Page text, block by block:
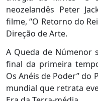
neozelandês Peter
filme, “O Retorno do
Direção de Arte.
A Queda de Númenor
final da primeira
Os Anéis de Poder” do
mundial que retrata